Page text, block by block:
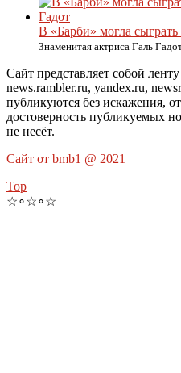
В «Барби» могла
Знаменитая актриса Галь
Сайт представляет собой
news.rambler.ru, yandex.ru,
публикуются без искажения,
достоверность публикуемых
не несёт.
Сайт от bmb1 @ 2021
Top
☆∘☆∘☆